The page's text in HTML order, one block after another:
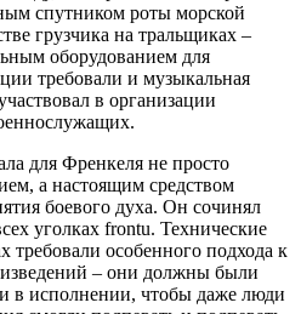
спутником роты морской
грузчика на тральщиках –
оборудованием для
требовали и музыкальная
в организации
для Френкеля не просто
а настоящим средством
боевого духа. Он сочинял
уголках frontu. Технические
требовали особенного подхода к
– они должны были
в исполнении, чтобы даже люди